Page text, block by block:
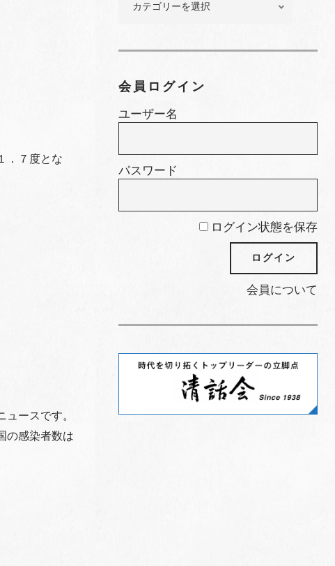
．７度とな
ースです。
の感染者数は
テ
リ
会員ログイン
ユーザー名
パスワード
ログイン状態を保存
会員について